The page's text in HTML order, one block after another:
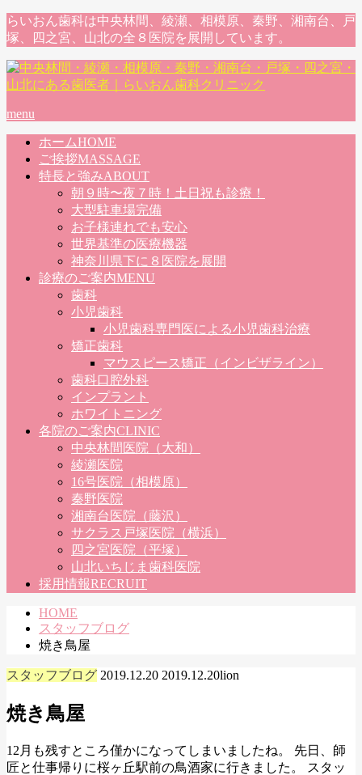
らいおん歯科は中央林間、綾瀬、相模原、秦野、湘南台、戸
塚、四之宮、山北の全８医院を展開しています。
menu
ホームHOME
ご挨拶MASSAGE
特長と強みABOUT
朝９時〜夜７時！土日祝も診療！
大型駐車場完備
お子様連れでも安心
世界基準の医療機器
神奈川県下に８医院を展開
診療のご案内MENU
歯科
小児歯科
小児歯科専門医による小児歯科治療
矯正歯科
マウスピース矯正（インビザライン）
歯科口腔外科
インプラント
ホワイトニング
各院のご案内CLINIC
中央林間医院（大和）
綾瀬医院
16号医院（相模原）
秦野医院
湘南台医院（藤沢）
サクラス戸塚医院（横浜）
四之宮医院（平塚）
山北いちじま歯科医院
採用情報RECRUIT
HOME
スタッフブログ
焼き鳥屋
スタッフブログ 2019.12.20 2019.12.20lion
焼き鳥屋
12月も残すところ僅かになってしまいましたね。 先日、師
匠と仕事帰りに桜ヶ丘駅前の鳥酒家に行きました。 スタッ